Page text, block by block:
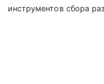
инструментов сбора